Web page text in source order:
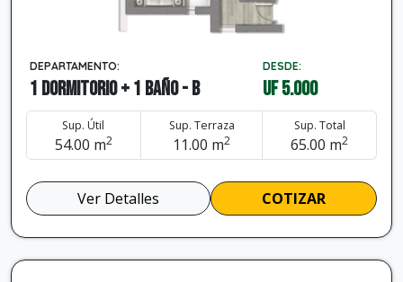
DEPARTAMENTO:
1 dormitorio + 1 baño - B
DESDE:
UF 5.000
Sup. Útil
54.00 m2
Sup. Terraza
11.00 m2
Sup. Total
65.00 m2
Ver Detalles COTIZAR